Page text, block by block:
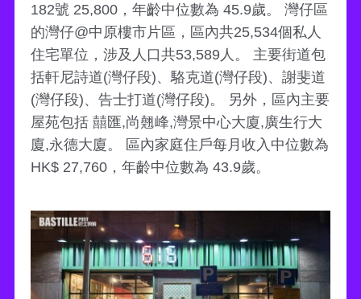
182號 25,800，年齡中位數為 45.9歲。 灣仔區
的灣仔@中原樓市片區，區內共25,534個私人
住宅單位，涉及人口共53,589人。 主要街道包
括軒尼詩道(灣仔段)、駱克道(灣仔段)、謝斐道
(灣仔段)、告士打道(灣仔段)。 另外，區內主要
屋苑包括 囍匯,尚翹峰,灣景中心大廈,廣生行大
廈,永德大廈。 區內家庭住戶每月收入中位數為
HK$ 27,760，年齡中位數為 43.9歲。